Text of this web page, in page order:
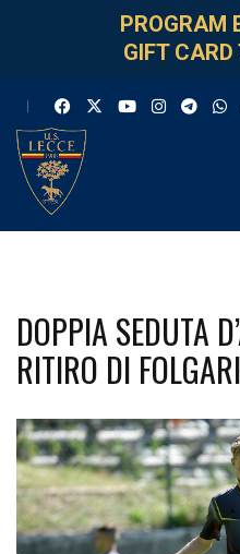
PROGRAM
GIFT
DOPPIA SEDUTA
RITIRO DI